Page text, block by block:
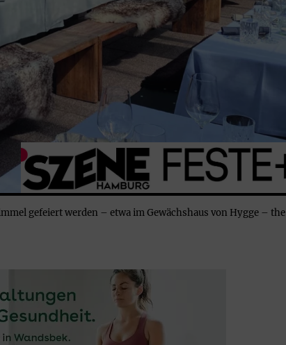
gefeiert werden – etwa im Gewächshaus von Hygge – the